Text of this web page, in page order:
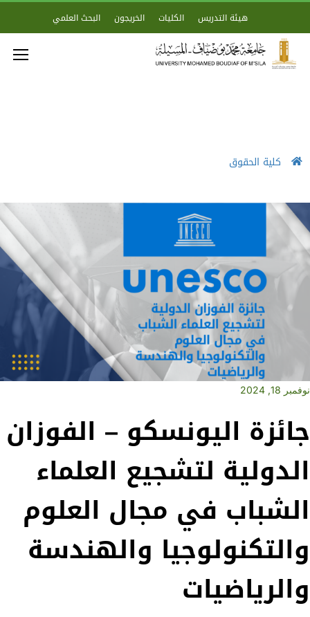
هيئة التدريس الكليات الخريجون البحث العلمي
كلية الحقوق
نوفمبر 18, 2024
جائزة اليونسكو – الفوزان
الدولية لتشجيع العلماء
الشباب في مجال العلوم
والتكنولوجيا والهندسة
والرياضيات